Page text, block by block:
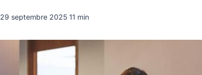
29 septembre 2025·11 min